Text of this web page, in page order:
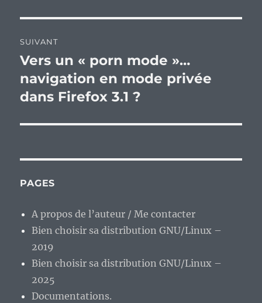
SUIVANT
Publication
suivante :
Vers un « porn mode »…
navigation en mode privée
dans Firefox 3.1 ?
PAGES
A propos de l’auteur / Me contacter
Bien choisir sa distribution GNU/Linux –
2019
Bien choisir sa distribution GNU/Linux –
2025
Documentations.